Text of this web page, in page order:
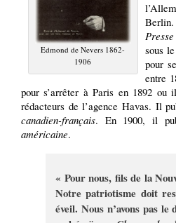
Edmond de Nevers 1862-
1906
Presse
sous
pour
entre
pour s’arrêter à Paris en 1892 ou
rédacteurs de l’agence Havas. Il
canadien-français. En 1900, il
américaine.
« Pour nous, fils de la
Notre patriotisme doit
éveil. Nous n’avons pas